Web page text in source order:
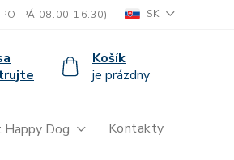
PÁ 08.00-16.30) SK
Košík
je prázdny
Happy Dog Kontakty